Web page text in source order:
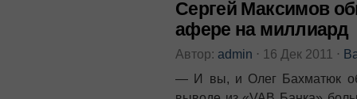
Сергей Максимов
афере на миллиард
Автор: admin ⋅ 16 Дек 2011 ⋅
— И вы, и Олег Бахматюк